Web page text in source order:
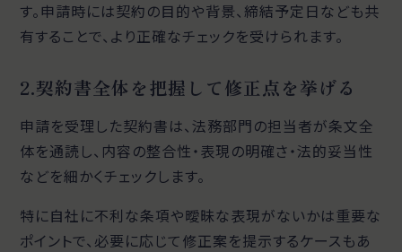
す。申請時には契約の目的や背景、締結予定日なども共
有することで、より正確なチェックを受けられます。
2.契約書全体を把握して修正点を挙げる
申請を受理した契約書は、法務部門の担当者が条文全
体を通読し、内容の整合性・表現の明確さ・法的妥当性
などを細かくチェックします。
特に自社に不利な条項や曖昧な表現がないかは重要な
ポイントで、必要に応じて修正案を提示するケースもあ